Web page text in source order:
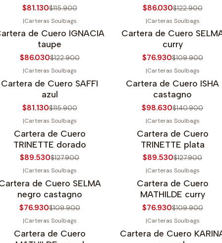
$81.130$115.900 $86.030$122.900
|Carteras Soulbags
de Cuero IGNACIA
taupe
$86.030$122.900
Agotado
|Carteras Soulbags
Cartera de Cuero
curry
$76.930$109.900
|Carteras Soulbags
Cartera de Cuero SAFFI
azul
$81.130$115.900
Agotado
|Carteras Soulbags
Cartera de Cuero ISHA
castagno
$98.630$140.900
|Carteras Soulbags
Cartera de Cuero
TRINETTE dorado
$89.530$127.900
Agotado
|Carteras Soulbags
Cartera de Cuero
TRINETTE plata
$89.530$127.900
|Carteras Soulbags
de Cuero SELMA
negro castagno
$76.930$109.900
Agotado
|Carteras Soulbags
Cartera de Cuero
MATHILDE curry
$76.930$109.900
|Carteras Soulbags
Cartera de Cuero
Agotado
|Carteras Soulbags
Cartera de Cuero